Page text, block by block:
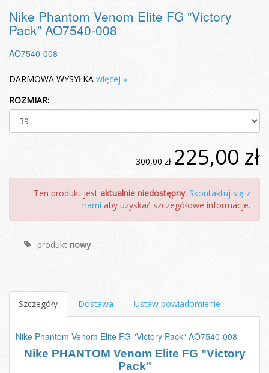
Nike Phantom Venom Elite FG "Victory
Pack" AO7540-008
AO7540-008
DARMOWA WYSYŁKA więcej »
ROZMIAR:
300,00 zł 225,00 zł
Ten produkt jest aktualnie niedostępny. Skontaktuj się z
nami aby uzyskać szczegółowe informacje.
produkt nowy
Szczegóły Dostawa Ustaw powiadomienie
Nike Phantom Venom Elite FG "Victory Pack" AO7540-008
Nike PHANTOM Venom Elite FG "Victory
Pack"